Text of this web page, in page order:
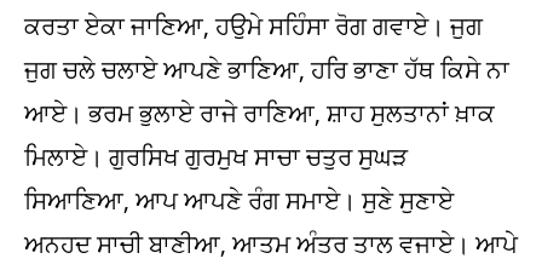
ਕਰਤਾ ਏਕਾ ਜਾਣਿਆ, ਹਉਮੇ ਸਹਿੰਸਾ ਰੋਗ ਗਵਾਏ। ਜੁਗ
ਜੁਗ ਚਲੇ ਚਲਾਏ ਆਪਣੇ ਭਾਣਿਆ, ਹਰਿ ਭਾਣਾ ਹੱਥ ਕਿਸੇ ਨਾ
ਆਏ। ਭਰਮ ਭੁਲਾਏ ਰਾਜੇ ਰਾਣਿਆ, ਸ਼ਾਹ ਸੁਲਤਾਨਾਂ ਖ਼ਾਕ
ਮਿਲਾਏ। ਗੁਰਸਿਖ ਗੁਰਮੁਖ ਸਾਚਾ ਚਤੁਰ ਸੁਘੜ
ਸਿਆਣਿਆ, ਆਪ ਆਪਣੇ ਰੰਗ ਸਮਾਏ। ਸੁਣੇ ਸੁਣਾਏ
ਅਨਹਦ ਸਾਚੀ ਬਾਣੀਆ, ਆਤਮ ਅੰਤਰ ਤਾਲ ਵਜਾਏ। ਆਪੇ